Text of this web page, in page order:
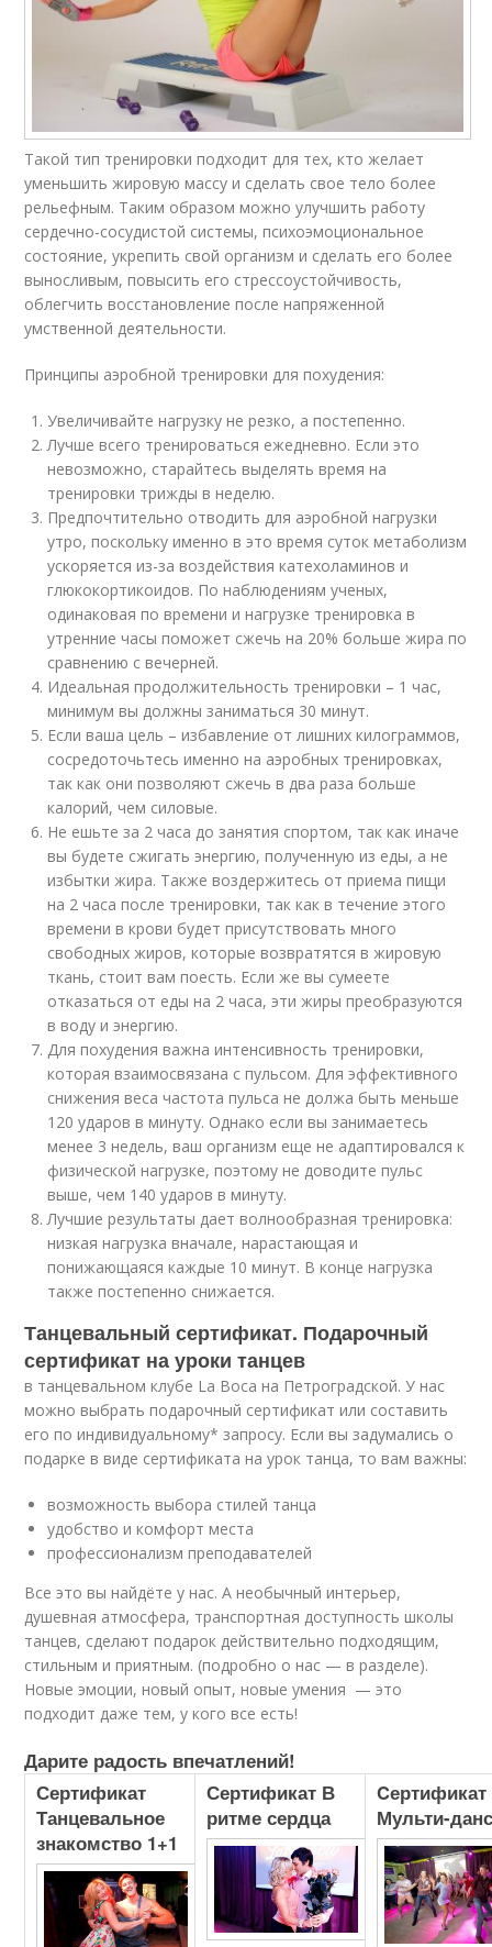
Такой тип тренировки подходит для тех, кто желает
уменьшить жировую массу и сделать свое тело более
рельефным. Таким образом можно улучшить работу
сердечно-сосудистой системы, психоэмоциональное
состояние, укрепить свой организм и сделать его более
выносливым, повысить его стрессоустойчивость,
облегчить восстановление после напряженной
умственной деятельности.
Принципы аэробной тренировки для похудения:
Увеличивайте нагрузку не резко, а постепенно.
Лучше всего тренироваться ежедневно. Если это
невозможно, старайтесь выделять время на
тренировки трижды в неделю.
Предпочтительно отводить для аэробной нагрузки
утро, поскольку именно в это время суток метаболизм
ускоряется из-за воздействия катехоламинов и
глюкокортикоидов. По наблюдениям ученых,
одинаковая по времени и нагрузке тренировка в
утренние часы поможет сжечь на 20% больше жира по
сравнению с вечерней.
Идеальная продолжительность тренировки – 1 час,
минимум вы должны заниматься 30 минут.
Если ваша цель – избавление от лишних килограммов,
сосредоточьтесь именно на аэробных тренировках,
так как они позволяют сжечь в два раза больше
калорий, чем силовые.
Не ешьте за 2 часа до занятия спортом, так как иначе
вы будете сжигать энергию, полученную из еды, а не
избытки жира. Также воздержитесь от приема пищи
на 2 часа после тренировки, так как в течение этого
времени в крови будет присутствовать много
свободных жиров, которые возвратятся в жировую
ткань, стоит вам поесть. Если же вы сумеете
отказаться от еды на 2 часа, эти жиры преобразуются
в воду и энергию.
Для похудения важна интенсивность тренировки,
которая взаимосвязана с пульсом. Для эффективного
снижения веса частота пульса не должа быть меньше
120 ударов в минуту. Однако если вы занимаетесь
менее 3 недель, ваш организм еще не адаптировался к
физической нагрузке, поэтому не доводите пульс
выше, чем 140 ударов в минуту.
Лучшие результаты дает волнообразная тренировка:
низкая нагрузка вначале, нарастающая и
понижающаяся каждые 10 минут. В конце нагрузка
также постепенно снижается.
Танцевальный сертификат. Подарочный
сертификат на уроки танцев
в танцевальном клубе La Boca на Петроградской. У нас
можно выбрать подарочный сертификат или составить
его по индивидуальному* запросу. Если вы задумались о
подарке в виде сертификата на урок танца, то вам важны:
возможность выбора стилей танца
удобство и комфорт места
профессионализм преподавателей
Все это вы найдёте у нас. А необычный интерьер,
душевная атмосфера, транспортная доступность школы
танцев, сделают подарок действительно подходящим,
стильным и приятным. (подробно о нас — в разделе).
Новые эмоции, новый опыт, новые умения — это
подходит даже тем, у кого все есть!
Дарите радость впечатлений!
Сертификат
Танцевальное
знакомство 1+1
Сертификат В
ритме сердца
Cертификат
Мульти-